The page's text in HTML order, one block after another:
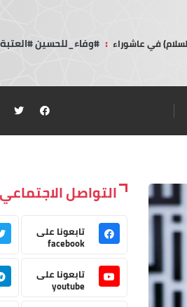
في عاشوراء : #وفاء_للحسين
التواصل الاجتماعي
تابعونا على
facebook
تابعونا على
youtube